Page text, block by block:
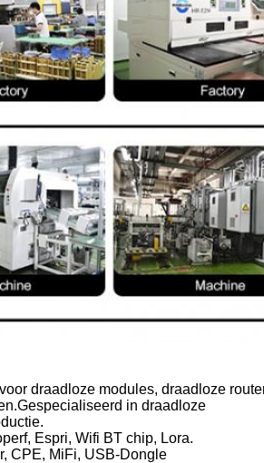
draadloze modules, draadloze
in draadloze
Espri, Wifi BT chip, Lora.
CPE, MiFi, USB-Dongle